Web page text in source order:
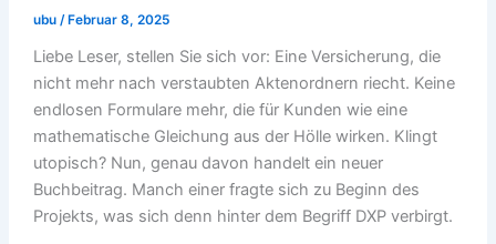
ubu / Februar 8, 2025
Liebe Leser, stellen Sie sich vor: Eine Versicherung, die
nicht mehr nach verstaubten Aktenordnern riecht. Keine
endlosen Formulare mehr, die für Kunden wie eine
mathematische Gleichung aus der Hölle wirken. Klingt
utopisch? Nun, genau davon handelt ein neuer
Buchbeitrag. Manch einer fragte sich zu Beginn des
Projekts, was sich denn hinter dem Begriff DXP verbirgt.